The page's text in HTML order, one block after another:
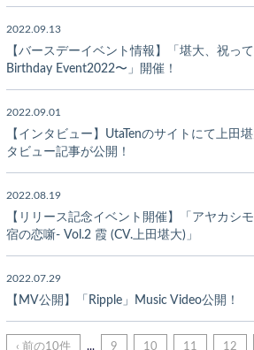
2022.09.13
【バースデーイベント情報】「堪大、祝っ
Birthday Event2022〜」開催！
2022.09.01
【インタビュー】UtaTenのサイトにて上田
タビュー記事が公開！
2022.08.19
【リリース記念イベント開催】「アヤカシ
宿の恋噺- Vol.2 霞 (CV.上田堪大)」
2022.07.29
【MV公開】「Ripple」Music Video公開！
‹ 前の10件 ... 9 10 11 12